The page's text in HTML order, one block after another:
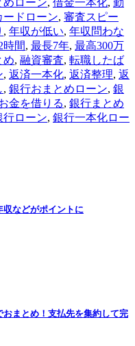
めローン, 借金一本化, 勤
ードローン, 審査スピー
, 年収が低い, 年収問わな
時間, 最長7年, 最高300万
め, 融資審査, 転職したば
, 返済一本化, 返済整理, 返
, 銀行おまとめローン, 銀
金を借りる, 銀行まとめ
行ローン, 銀行一本化ロー
収などがポイントに
まとめ！支払先を集約して完